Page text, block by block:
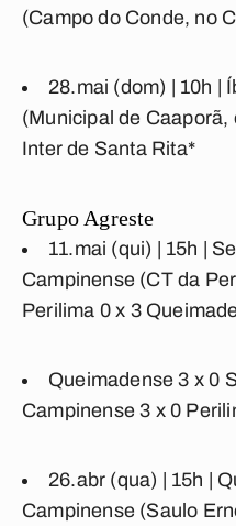
(Campo do Conde, no
28.mai (dom) | 10h |
(Municipal de Caaporã,
Inter de Santa Rita*
Grupo Agreste
11.mai (qui) | 15h |
Campinense (CT da
Perilima 0 x 3
Queimadense 3 x 0
Campinense 3 x 0
26.abr (qua) | 15h |
Campinense (Saulo